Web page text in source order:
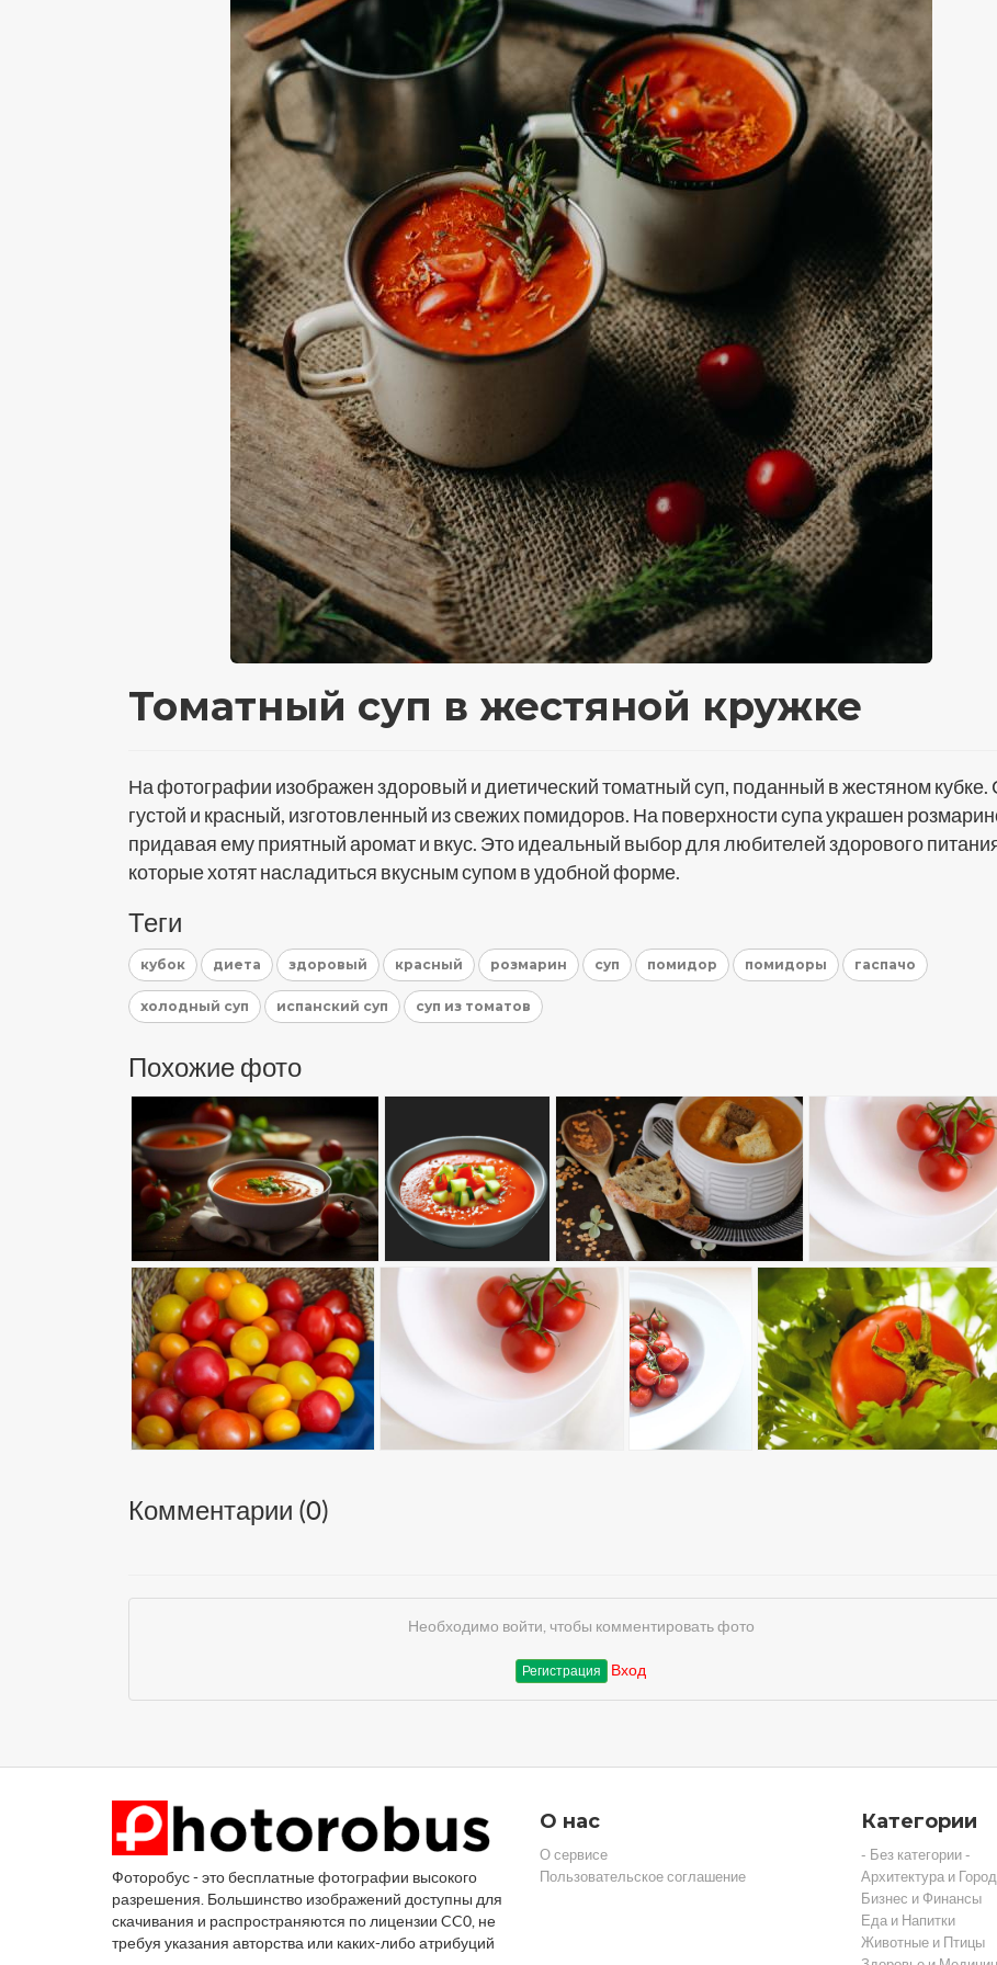
Томатный суп в жестяной кружке
На фотографии изображен здоровый и диетический томатный суп, поданный в жестяном кубке.
густой и красный, изготовленный из свежих помидоров. На поверхности супа украшен
придавая ему приятный аромат и вкус. Это идеальный выбор для любителей здорового
которые хотят насладиться вкусным супом в удобной форме.
Теги
кубок диета здоровый красный розмарин суп помидор помидоры гаспачо
холодный суп испанский суп суп из томатов
Похожие фото
Комментарии (0)
Необходимо войти, чтобы комментировать фото
Регистрация Вход
Фоторобус - это бесплатные фотографии высокого
разрешения. Большинство изображений доступны для
скачивания и распространяются по лицензии CC0, не
требуя указания авторства или каких-либо атрибуций
О нас
О сервисе
Пользовательское соглашение
Категории
- Без категории -
Архитектура и
Бизнес и Финансы
Еда и Напитки
Животные и Птицы